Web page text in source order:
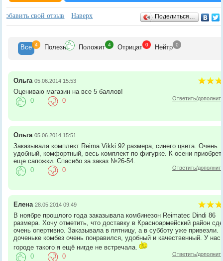
Отзывы
Добавить свой отзыв Наверх Поделиться…
Все 4 Полезн Положит 4 Отрицат 0 Нейтр 0
Ольга 05.06.2014 15:53
Оцениваю магазин на все 5 баллов!
Ответить/
0 0
Ольга 05.06.2014 15:51
Заказывала комплект Reima Vikki 92 размера, синего цвета. Очень
удобный, комфортный, весь комплект по фигурке. К осени
еще сапожки. Спасибо за заказ №26-54.
Ответить/
0 0
Елена 28.05.2014 09:49
В ноябре прошлого года заказывала комбинезон Reimatec Dindi 86
размера. Хочу отметить, что доставку в Красноармейский район
очень опертивно. Заказывала в пятницу, а в субботу уже привезли.
доченьке комбез очень понравился, удобный и качественный. У нас
городе такого я ещё нигде не встречала.
Ответить/
0 0